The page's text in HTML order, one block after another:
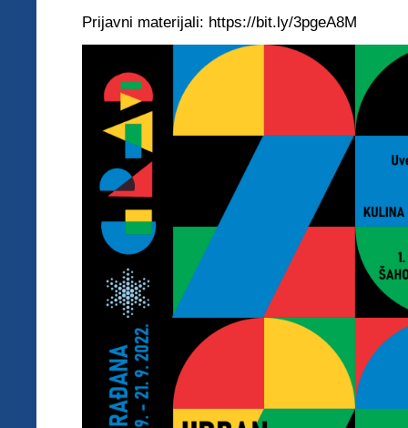
Prijavni materijali: https://bit.ly/3pgeA8M